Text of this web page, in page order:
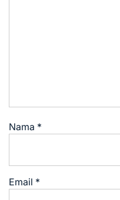
Nama *
Email *